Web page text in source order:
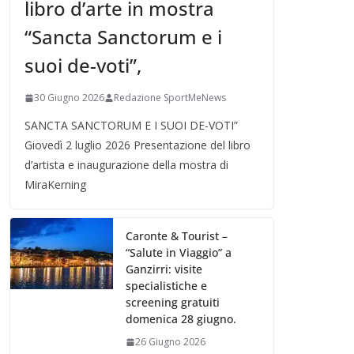
libro d’arte in mostra
“Sancta Sanctorum e i
suoi de-voti”,
30 Giugno 2026 Redazione SportMeNews
SANCTA SANCTORUM E I SUOI DE-VOTI”
Giovedì 2 luglio 2026 Presentazione del libro
d’artista e inaugurazione della mostra di
MiraKerning
Caronte & Tourist –
“Salute in Viaggio” a
Ganzirri: visite
specialistiche e
screening gratuiti
domenica 28 giugno.
26 Giugno 2026